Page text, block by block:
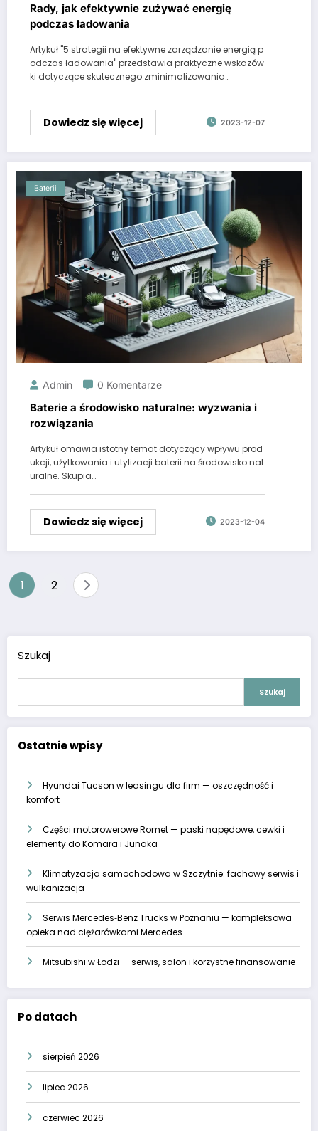
Rady, jak efektywnie zużywać energię
podczas ładowania
Artykuł "5 strategii na efektywne zarządzanie energią p
odczas ładowania" przedstawia praktyczne wskazów
ki dotyczące skutecznego zminimalizowania…
Dowiedz się więcej 2023-12-07
Baterii
Admin 0 Komentarze
Baterie a środowisko naturalne: wyzwania i
rozwiązania
Artykuł omawia istotny temat dotyczący wpływu prod
ukcji, użytkowania i utylizacji baterii na środowisko nat
uralne. Skupia…
Dowiedz się więcej 2023-12-04
Stronicowanie
1 2
Szukaj
Szukaj
Ostatnie wpisy
Hyundai Tucson w leasingu dla firm — oszczędność i
komfort
Części motorowerowe Romet — paski napędowe, cewki i
elementy do Komara i Junaka
Klimatyzacja samochodowa w Szczytnie: fachowy serwis i
wulkanizacja
Serwis Mercedes‑Benz Trucks w Poznaniu — kompleksowa
opieka nad ciężarówkami Mercedes
Mitsubishi w Łodzi — serwis, salon i korzystne finansowanie
Po datach
sierpień 2026
lipiec 2026
czerwiec 2026